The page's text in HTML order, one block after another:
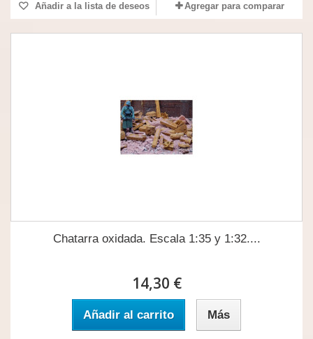
Añadir a la lista de deseos Agregar para comparar
Chatarra oxidada. Escala 1:35 y 1:32....
14,30 €
Añadir al carrito Más